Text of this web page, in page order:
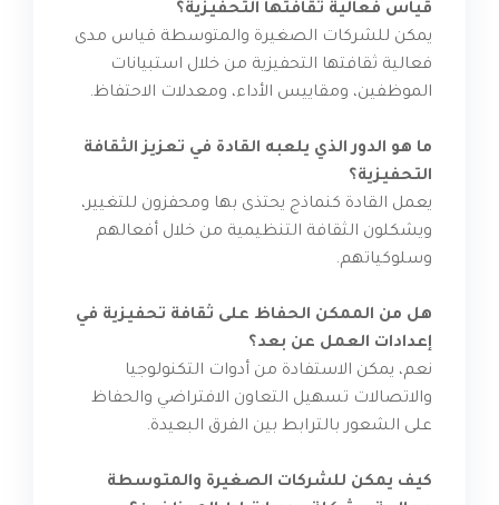
قياس فعالية ثقافتها التحفيزية؟
يمكن للشركات الصغيرة والمتوسطة قياس مدى
فعالية ثقافتها التحفيزية من خلال استبيانات
الموظفين، ومقاييس الأداء، ومعدلات الاحتفاظ.
ما هو الدور الذي يلعبه القادة في تعزيز الثقافة
التحفيزية؟
يعمل القادة كنماذج يحتذى بها ومحفزون للتغيير،
ويشكلون الثقافة التنظيمية من خلال أفعالهم
وسلوكياتهم.
هل من الممكن الحفاظ على ثقافة تحفيزية في
إعدادات العمل عن بعد؟
نعم، يمكن الاستفادة من أدوات التكنولوجيا
والاتصالات تسهيل التعاون الافتراضي والحفاظ
على الشعور بالترابط بين الفرق البعيدة.
كيف يمكن للشركات الصغيرة والمتوسطة